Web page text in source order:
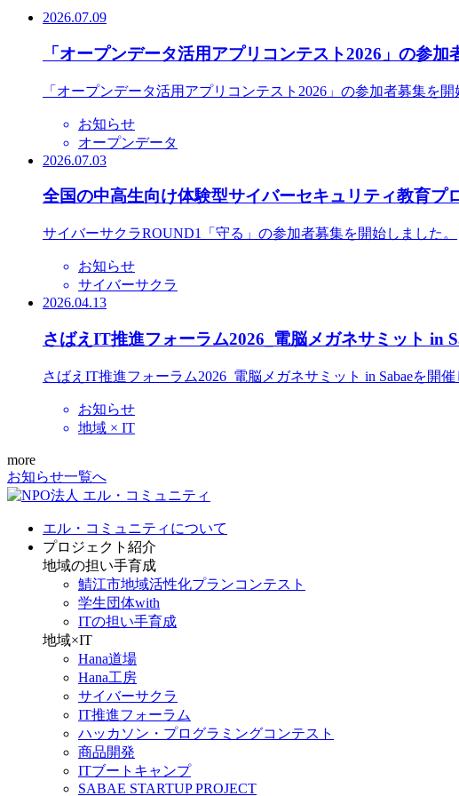
2026.07.09
「オープンデータ活用アプリコンテスト2026」の参加
「オープンデータ活用アプリコンテスト2026」の参加者募集を開
お知らせ
オープンデータ
2026.07.03
全国の中高生向け体験型サイバーセキュリティ教育プ
サイバーサクラROUND1「守る」の参加者募集を開始しました。
お知らせ
サイバーサクラ
2026.04.13
さばえIT推進フォーラム2026_電脳メガネサミット in
さばえIT推進フォーラム2026_電脳メガネサミット in Sabaeを開催
お知らせ
地域 × IT
more
お知らせ一覧へ
エル・コミュニティについて
プロジェクト紹介
地域の担い手育成
鯖江市地域活性化プランコンテスト
学生団体with
ITの担い手育成
地域×IT
Hana道場
Hana工房
サイバーサクラ
IT推進フォーラム
ハッカソン・プログラミングコンテスト
商品開発
ITブートキャンプ
SABAE STARTUP PROJECT